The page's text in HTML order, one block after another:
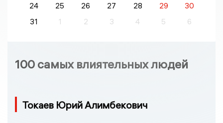
24
25 26 27 28 29
30
31
1 2 3 4 5 6
100 самых влиятельных людей
Токаев Юрий Алимбекович